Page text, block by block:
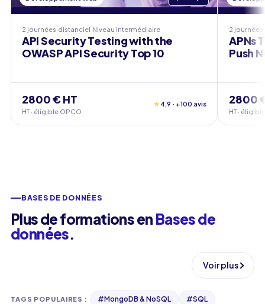
2 journées distanciel Niveau Intermédiaire
API Security Testing with the
OWASP API Security Top 10
2800 € HT
HT · éligible OPCO
★ 4,9 · +100 avis
2 journées
APNs
Push
2800
HT ·
BASES DE DONNÉES
Plus de formations en Bases de
données.
Voir plus
TAGS POPULAIRES : #MongoDB & NoSQL #SQL